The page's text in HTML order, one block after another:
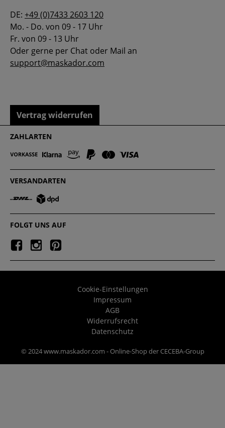
DE: +49 (0)7433 2603 120
Mo. - Do. von 09 - 17 Uhr
Fr. von 09 - 13 Uhr
Oder gerne per Chat oder Mail an
support@maskador.com
Vertrag widerrufen
ZAHLARTEN
VERSANDARTEN
FOLGT UNS AUF
Cookie-Einstellungen
Impressum
AGB
Widerrufsrecht
Datenschutz
© 2024 www.maskador.com - Online-Shop der CECEBA-Group